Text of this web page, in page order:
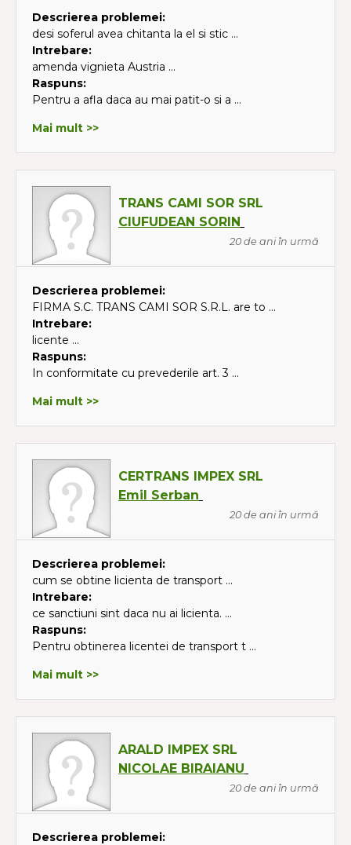
Descrierea problemei:
desi soferul avea chitanta la el si stic ...
Intrebare:
amenda vignieta Austria ...
Raspuns:
Pentru a afla daca au mai patit-o si a ...
Mai mult >>
TRANS CAMI SOR SRL
CIUFUDEAN SORIN
20 de ani în urmă
Descrierea problemei:
FIRMA S.C. TRANS CAMI SOR S.R.L. are to ...
Intrebare:
licente ...
Raspuns:
In conformitate cu prevederile art. 3 ...
Mai mult >>
CERTRANS IMPEX SRL
Emil Serban
20 de ani în urmă
Descrierea problemei:
cum se obtine licienta de transport ...
Intrebare:
ce sanctiuni sint daca nu ai licienta. ...
Raspuns:
Pentru obtinerea licentei de transport t ...
Mai mult >>
ARALD IMPEX SRL
NICOLAE BIRAIANU
20 de ani în urmă
Descrierea problemei: